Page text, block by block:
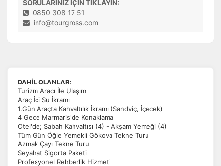
SORULARINIZ İÇİN TIKLAYIN:
0850 308 17 51
info@tourgross.com
DAHİL OLANLAR:
Turizm Aracı İle Ulaşım
Araç İçi Su İkramı
1.Gün Araçta Kahvaltılık İkramı (Sandviç, İçecek)
4 Gece Marmaris'de Konaklama
Otel'de; Sabah Kahvaltısı (4) - Akşam Yemeği (4)
Tüm Gün Öğle Yemekli Gökova Tekne Turu
Azmak Çayı Tekne Turu
Seyahat Sigorta Paketi
Profesyonel Rehberlik Hizmeti